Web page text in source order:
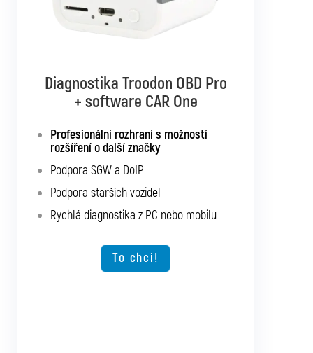
Diagnostika Troodon OBD Pro
+ software CAR One
Profesionální rozhraní s možností
rozšíření o další značky
Podpora SGW a DoIP
Podpora starších vozidel
Rychlá diagnostika z PC nebo mobilu
To chci!
Diagnostika Troodon OBD Pro
+ software CAR Multibrand
Rozhraní s podporou pro všechna
osobní a užitková vozidla
Podpora SGW a DoIP
Podpora starších vozidel
Rychlá diagnostika z PC nebo mobilu